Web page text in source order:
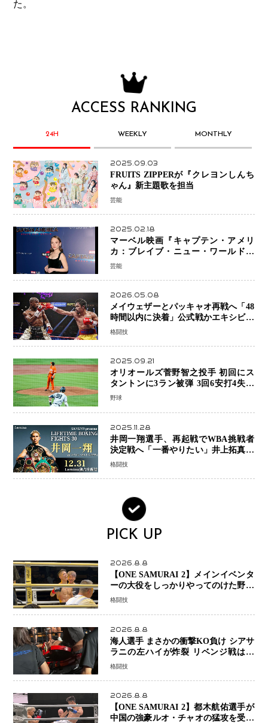
た。
ACCESS RANKING
24H WEEKLY MONTHLY
2025.09.03
FRUITS ZIPPERが『クレヨンしんち
ゃん』新主題歌を担当
芸能
2025.02.18
マーベル映画『キャプテン・アメリ
カ：ブレイブ・ニュー・ワールド』
新ブラック・ウィドウ役のシラ・ハー
芸能
2026.05.08
メイウェザーとパッキャオ再戦へ「48
時間以内に決着」公式戦かエキシビシ
ョンか混迷続く
格闘技
2025.09.21
オリオールズ菅野智之投手 初回にス
タントンに3ラン被弾 3回6安打4失点
で降板
野球
2025.11.28
井岡一翔選手、再起戦でWBA挑戦者
決定戦へ「一番やりたい」井上拓真選
手との戦いも視野に
格闘技
PICK UP
2026.8.8
【ONE SAMURAI 2】メインイベンタ
ーの大役をしっかりやってのけた野杁
正明が衝撃のリベンジ！ リウ・メン
ーで完全決着
格闘技
2026.8.8
海人選手 まさかの衝撃KO負け シアサ
ラニの左ハイが炸裂 リベンジ戦は一
瞬で決着
格闘技
2026.8.8
【ONE SAMURAI 2】都木航佑選手が
中国の強豪ルオ・チャオの猛攻を受け